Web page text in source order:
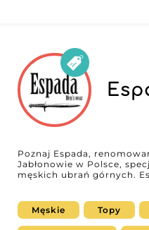
Poznaj Espada,
Jabłonowie w Polsce,
męskich ubrań górnych.
Nasza platforma B2B
które przyciągają wielu
Ubrania górne oferowane
Męskie Topy